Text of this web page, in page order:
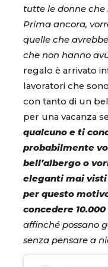
tutte le donne che
Prima ancora,
quelle che
che non hanno
regalo è arrivato
lavoratori che
con tanto di un
per una vacanza
qualcuno e ti
probabilmente
bell’albergo o
eleganti mai
per questo
concedere
affinché possano
senza pensare a